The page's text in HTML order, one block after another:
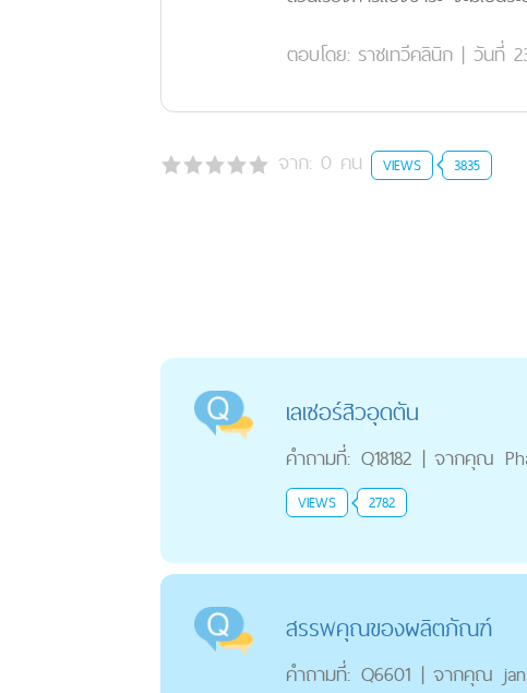
ตอบโดย: ราชเทวีคลินิก | วันที่
จาก: 0 คน VIEWS 3835
เลเซอร์สิวอุดตัน
คำถามที่: Q18182 | จากคุณ
VIEWS 2782
สรรพคุณของผลิตภัณฑ์
คำถามที่: Q6601 | จากคุณ